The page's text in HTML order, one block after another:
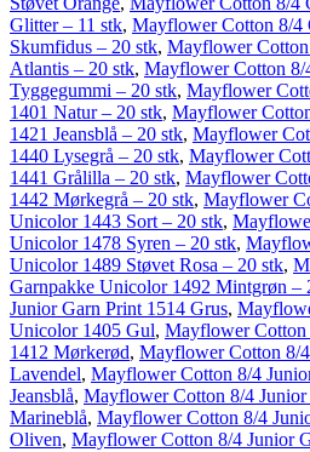
Glitter – 11 stk, Mayflower Cotton 8/4
Skumfidus – 20 stk, Mayflower
Atlantis – 20 stk, Mayflower Cotton 8/
Tyggegummi – 20 stk, Mayflower
1401 Natur – 20 stk, Mayflower
1421 Jeansblå – 20 stk, Mayflower
1440 Lysegrå – 20 stk, Mayflower
1441 Grålilla – 20 stk, Mayflower
1442 Mørkegrå – 20 stk, Mayflower
Unicolor 1443 Sort – 20 stk,
Unicolor 1478 Syren – 20 stk,
Unicolor 1489 Støvet Rosa – 20 stk,
Garnpakke Unicolor 1492 Mintgrøn –
Junior Garn Print 1514 Grus,
Unicolor 1405 Gul, Mayflower
1412 Mørkerød, Mayflower Cotton 8/
Lavendel, Mayflower Cotton 8/4
Jeansblå, Mayflower Cotton 8/4
Marineblå, Mayflower Cotton 8/4
Oliven, Mayflower Cotton 8/4 Junior